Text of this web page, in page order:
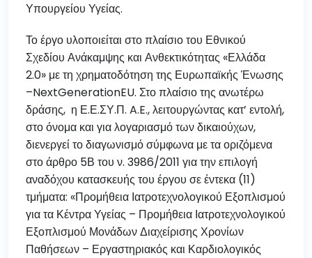
Υπουργείου Υγείας.
Το έργο υλοποιείται στο πλαίσιο του Εθνικού
Σχεδίου Ανάκαμψης και Ανθεκτικότητας «Ελλάδα
2.0» με τη χρηματοδότηση της Ευρωπαϊκής Ένωσης
–NextGenerationEU. Στο πλαίσιο της ανωτέρω
δράσης, η Ε.Ε.ΣΥ.Π. A.E., λειτουργώντας κατ’ εντολή,
στο όνομα και για λογαριασμό των δικαιούχων,
διενεργεί το διαγωνισμό σύμφωνα με τα οριζόμενα
στο άρθρο 5Β του ν. 3986/2011 για την επιλογή
αναδόχου κατασκευής του έργου σε έντεκα (11)
τμήματα: «Προμήθεια Ιατροτεχνολογικού Εξοπλισμού
για τα Κέντρα Υγείας – Προμήθεια Ιατροτεχνολογικού
Εξοπλισμού Μονάδων Διαχείρισης Χρονίων
Παθήσεων – Εργαστηριακός και Καρδιολογικός